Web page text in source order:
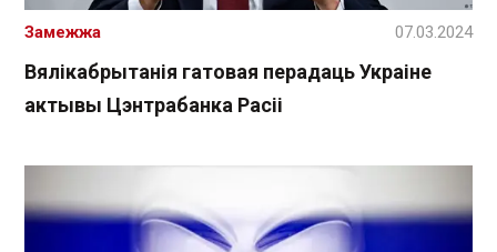
Вялікабрытанія гатовая перадаць Украіне
актывы Цэнтрабанка Расіі
Замежжа 07.03.2024